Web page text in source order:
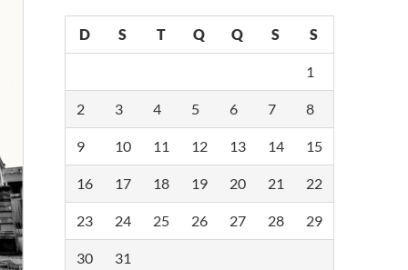
D S T Q Q S S
1
2 3 4 5 6 7 8
9 10 11 12 13 14 15
16 17 18 19 20 21 22
23 24 25 26 27 28 29
30 31